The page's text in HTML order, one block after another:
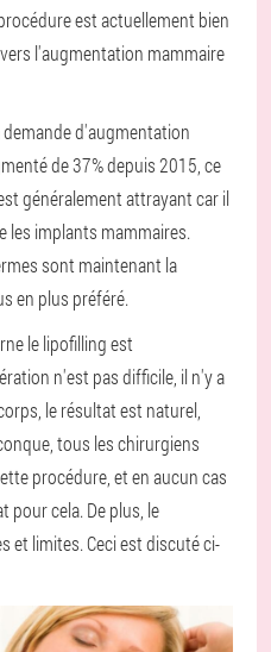
est actuellement bien
l'augmentation mammaire
d'augmentation
de 37% depuis 2015, ce
généralement attrayant car il
les implants mammaires.
sont maintenant la
en plus préféré.
le lipofilling est
n'est pas difficile, il n'y a
le résultat est naturel,
tous les chirurgiens
procédure, et en aucun cas
cela. De plus, le
et limites. Ceci est discuté ci-